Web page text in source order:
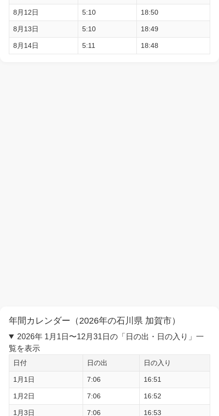
8月12日 5:10 18:50
8月13日 5:10 18:49
8月14日 5:11 18:48
年間カレンダー（2026年の石川県 加賀市）
2026年 1月1日〜12月31日の「日の出・日の入り」一
覧を表示
日付 日の出 日の入り
1月1日 7:06 16:51
1月2日 7:06 16:52
1月3日 7:06 16:53